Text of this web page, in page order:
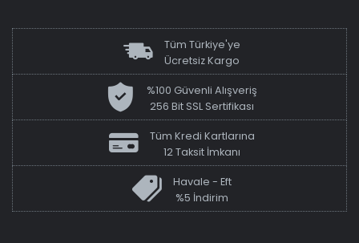
Tüm Türkiye'ye
Ücretsiz Kargo
%100 Güvenli Alışveriş
256 Bit SSL Sertifikası
Tüm Kredi Kartlarına
12 Taksit İmkanı
Havale - Eft
%5 İndirim